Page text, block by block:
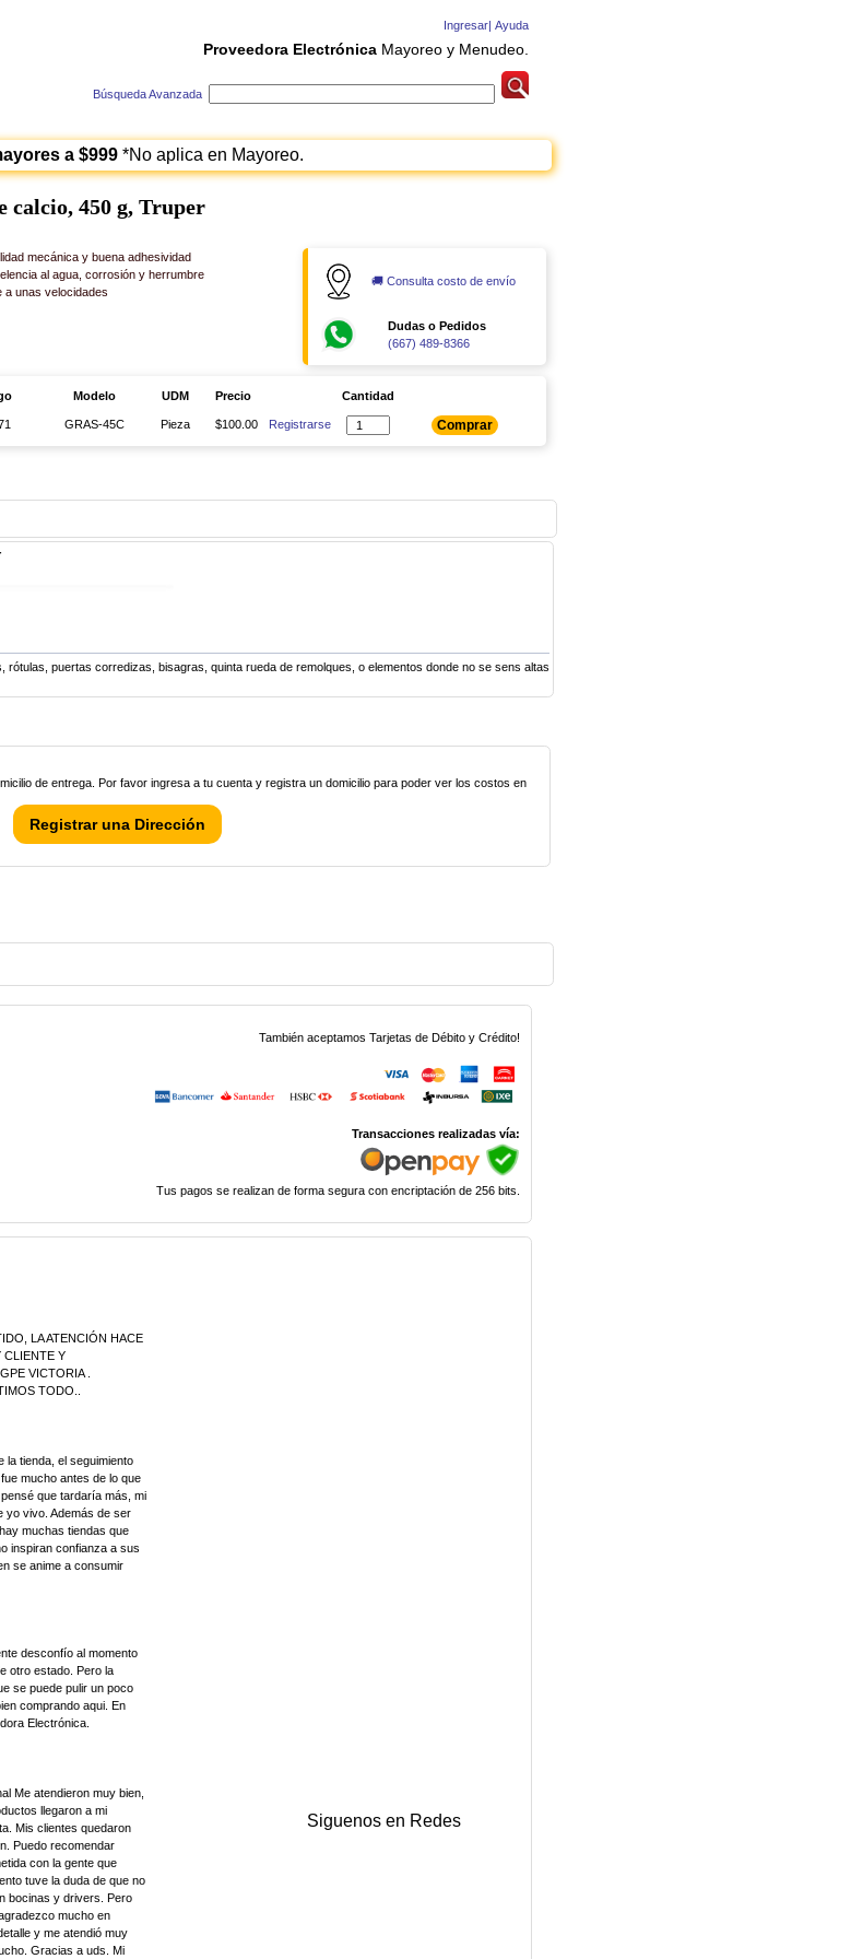
Ingresar| Ayuda
Proveedora Electrónica Mayoreo y Menudeo.
Búsqueda Avanzada
a $999*No aplica en Mayoreo.
calcio, 450 g, Truper
mecánica y buena adhesividad
al agua, corrosión y herrumbre
a unas velocidades
🚚 Consulta costo de envío
Dudas o Pedidos
(667) 489-8366
Modelo UDM Precio Cantidad
GRAS-45C Pieza $100.00 Registrarse Comprar
puertas corredizas, bisagras, quinta rueda de remolques, o elementos donde no se sens altas
de entrega. Por favor ingresa a tu cuenta y registra un domicilio para poder ver los costos en
Registrar una Dirección
También aceptamos Tarjetas de Débito y Crédito!
Transacciones realizadas vía:
Tus pagos se realizan de forma segura con encriptación de 256 bits.
LA ATENCIÓN HACE
CLIENTE Y
VICTORIA .
TODO..
la tienda, el seguimiento
mucho antes de lo que
que tardaría más, mi
yo vivo. Además de ser
muchas tiendas que
inspiran confianza a sus
se anime a consumir
desconfío al momento
otro estado. Pero la
se puede pulir un poco
comprando aqui. En
Electrónica.
Me atendieron muy bien,
llegaron a mi
Mis clientes quedaron
Puedo recomendar
con la gente que
tuve la duda de que no
bocinas y drivers. Pero
mucho en
y me atendió muy
Gracias a uds. Mi
Siguenos en Redes